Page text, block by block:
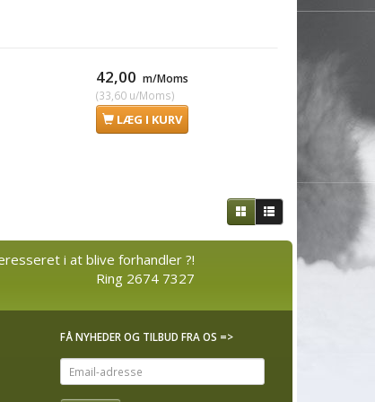
42,00 m/Moms
(33,60u/Moms)
LÆG I KURV
i at blive forhandler ?!
Ring 2674 7327
FÅ NYHEDER OG TILBUD FRA OS =>
Email-
adresse